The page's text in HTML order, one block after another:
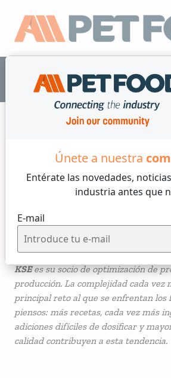
Únete a nuestra
Entérate las novedades,
industria antes que
E-mail
3 min de lectura
KSE se suma a la
All Pet Food
KSEes su socio de optimización de
producción. La complejidad cada vez
principal reto al que se enfrentan los
piensos: más recetas, cada vez más
adiciones difíciles de dosificar y
calidad contribuyen a esta tendencia.